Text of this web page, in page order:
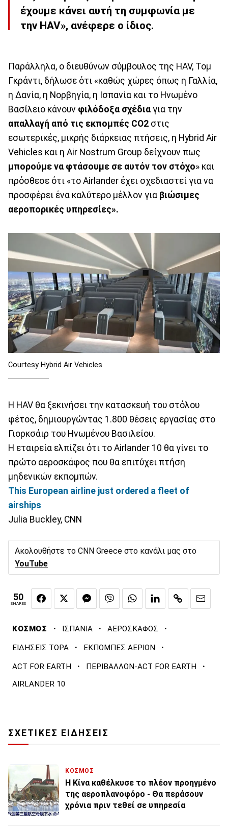
έχουμε κάνει αυτή τη συμφωνία με
την HAV», ανέφερε ο ίδιος.
Παράλληλα, ο διευθύνων σύμβουλος της HAV, Τομ
Γκράντι, δήλωσε ότι «καθώς χώρες όπως η Γαλλία,
η Δανία, η Νορβηγία, η Ισπανία και το Ηνωμένο
Βασίλειο κάνουν φιλόδοξα σχέδια για την
απαλλαγή από τις εκπομπές CO2 στις
εσωτερικές, μικρής διάρκειας πτήσεις, η Hybrid Air
Vehicles και η Air Nostrum Group δείχνουν πως
μπορούμε να φτάσουμε σε αυτόν τον στόχο» και
πρόσθεσε ότι «το Airlander έχει σχεδιαστεί για να
προσφέρει ένα καλύτερο μέλλον για βιώσιμες
αεροπορικές υπηρεσίες».
Courtesy Hybrid Air Vehicles
Η HAV θα ξεκινήσει την κατασκευή του στόλου
φέτος, δημιουργώντας 1.800 θέσεις εργασίας στο
Γιορκσάιρ του Ηνωμένου Βασιλείου.
Η εταιρεία ελπίζει ότι το Airlander 10 θα γίνει το
πρώτο αεροσκάφος που θα επιτύχει πτήση
μηδενικών εκπομπών.
This European airline just ordered a fleet of
airships
Julia Buckley, CNN
Ακολουθήστε το CNN Greece στο κανάλι μας στο
YouTube
50
SHARES
ΚΟΣΜΟΣ · ΙΣΠΑΝΙΑ · ΑΕΡΟΣΚΑΦΟΣ ·
ΕΙΔΗΣΕΙΣ ΤΩΡΑ · ΕΚΠΟΜΠΕΣ ΑΕΡΙΩΝ ·
ACT FOR EARTH · ΠΕΡΙΒΑΛΛΟΝ-ACT FOR EARTH ·
AIRLANDER 10
ΣΧΕΤΙΚΕΣ ΕΙΔΗΣΕΙΣ
ΚΟΣΜΟΣ
Η Κίνα καθέλκυσε το πλέον προηγμένο
της αεροπλανοφόρο - Θα περάσουν
χρόνια πριν τεθεί σε υπηρεσία